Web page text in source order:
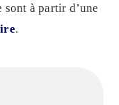
à partir d’une
.